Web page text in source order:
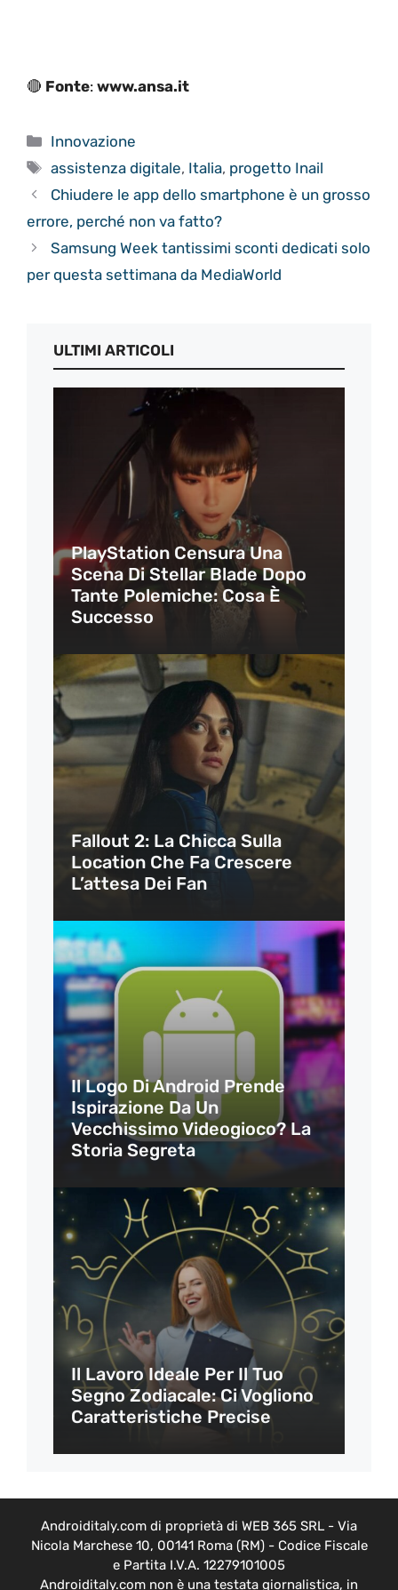
🔴 Fonte: www.ansa.it
Categorie
Innovazione
Tag
assistenza digitale, Italia, progetto Inail
Chiudere le app dello smartphone è un grosso
errore, perché non va fatto?
Samsung Week tantissimi sconti dedicati solo
per questa settimana da MediaWorld
ULTIMI ARTICOLI
PlayStation Censura Una
Scena Di Stellar Blade Dopo
Tante Polemiche: Cosa È
Successo
Fallout 2: La Chicca Sulla
Location Che Fa Crescere
L’attesa Dei Fan
Il Logo Di Android Prende
Ispirazione Da Un
Vecchissimo Videogioco? La
Storia Segreta
Il Lavoro Ideale Per Il Tuo
Segno Zodiacale: Ci Vogliono
Caratteristiche Precise
Androiditaly.com di proprietà di WEB 365 SRL - Via
Nicola Marchese 10, 00141 Roma (RM) - Codice Fiscale
e Partita I.V.A. 12279101005
Androiditaly.com non è una testata giornalistica, in